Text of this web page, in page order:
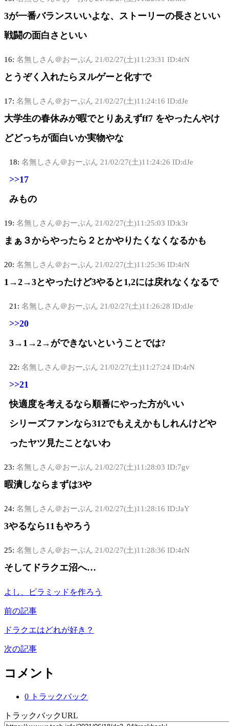
3が一番バランスいいよな、ストーリーの長さといい
戦闘の面白さといい
16: 名無しさん＠おーぷん 21/02/27(土)11:23:31 ID:4rN
とうぞく入れたらヌルゲーと化すで
17: 名無しさん＠おーぷん 21/02/27(土)11:24:16 ID:dJe
大学生の春休みが暇でとりあえずff7 をやったんやけ
どどっちが面白いか実物やな
18: 名無しさん＠おーぷん 21/02/27(土)11:24:26 ID:dJe
>>17
みもの
19: 名無しさん＠おーぷん 21/02/27(土)11:25:03 ID:k3r
まぁ３からやったら２とかやりたくなくなるかも
20: 名無しさん＠おーぷん 21/02/27(土)11:25:36 ID:4rN
1→2→3とやったけど3やると1,2には戻れなくなるで
21: 名無しさん＠おーぷん 21/02/27(土)11:26:28 ID:dJe
>>20
3→1→2→ができないということでは?
22: 名無しさん＠おーぷん 21/02/27(土)11:27:24 ID:4rN
>>21
快適度を考えるなら順番にやった方がいい
シリーズファンなら312でもええかもしれんけどや
ったヤツ見たことないわ
23: 名無しさん＠おーぷん 21/02/27(土)11:28:03 ID:7gv
暇潰しならまずは3や
24: 名無しさん＠おーぷん 21/02/27(土)11:28:16 ID:JaY
3やるなら11もやろう
25: 名無しさん＠おーぷん 21/02/27(土)11:28:36 ID:4rN
そしてドラクエ沼へ…
よし、ピラミッドを作ろう
前の記事
ドラクエはどれが好き？
次の記事
コメント
0 トラックバック
トラックバックURL